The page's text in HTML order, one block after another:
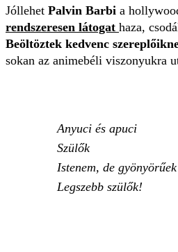
Jóllehet Palvin Barbi a
rendszeresen látogat haza,
Beöltöztek kedvenc
sokan az animebéli viszonyukra
Anyuci és apuci
Szülők
Istenem, de
Legszebb szülők!